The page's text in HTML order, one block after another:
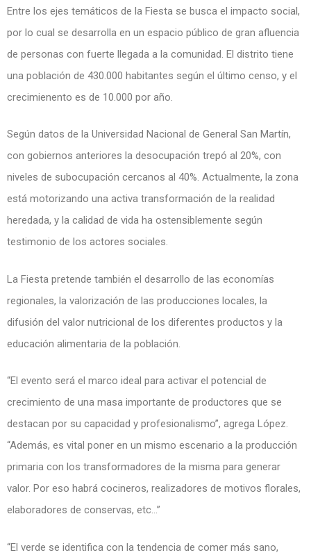
Entre los ejes temáticos de la Fiesta se busca el impacto social,
por lo cual se desarrolla en un espacio público de gran afluencia
de personas con fuerte llegada a la comunidad. El distrito tiene
una población de 430.000 habitantes según el último censo, y el
crecimienento es de 10.000 por año.
Según datos de la Universidad Nacional de General San Martín,
con gobiernos anteriores la desocupación trepó al 20%, con
niveles de subocupación cercanos al 40%. Actualmente, la zona
está motorizando una activa transformación de la realidad
heredada, y la calidad de vida ha ostensiblemente según
testimonio de los actores sociales.
La Fiesta pretende también el desarrollo de las economías
regionales, la valorización de las producciones locales, la
difusión del valor nutricional de los diferentes productos y la
educación alimentaria de la población.
“El evento será el marco ideal para activar el potencial de
crecimiento de una masa importante de productores que se
destacan por su capacidad y profesionalismo”, agrega López.
“Además, es vital poner en un mismo escenario a la producción
primaria con los transformadores de la misma para generar
valor. Por eso habrá cocineros, realizadores de motivos florales,
elaboradores de conservas, etc…”
“El verde se identifica con la tendencia de comer más sano,